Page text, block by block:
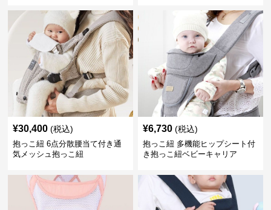
¥30,400 (税込)
抱っこ紐 6点分散腰当て付き通
気メッシュ抱っこ紐
¥6,730 (税込)
抱っこ紐 多機能ヒップシート付
き抱っこ紐ベビーキャリア